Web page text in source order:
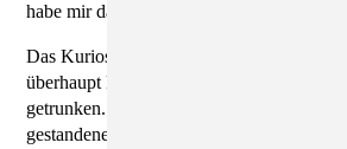
habe mir das angeschaut", sagt Mirko Endt.
Das Kuriose: Bis zu diesem Augenblick
überhaupt kein Bier. "Ich habe eher mal
getrunken." Das allerdings ist ewig her.
gestandener Braumeister mit Erfahrung.